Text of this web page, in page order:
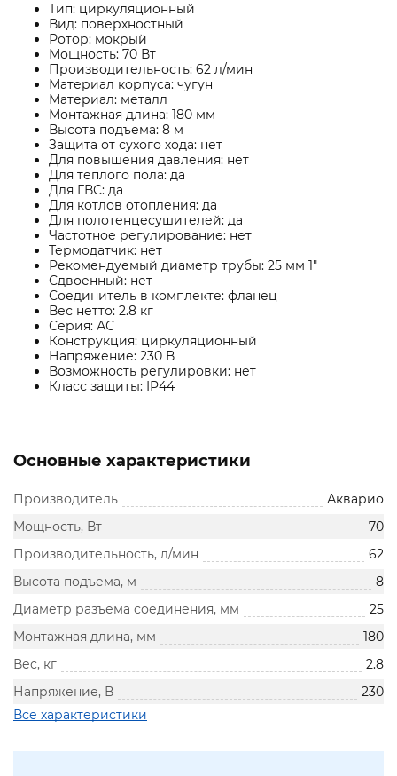
Тип: циркуляционный
Вид: поверхностный
Ротор: мокрый
Мощность: 70 Вт
Производительность: 62 л/мин
Материал корпуса: чугун
Материал: металл
Монтажная длина: 180 мм
Высота подъема: 8 м
Защита от сухого хода: нет
Для повышения давления: нет
Для теплого пола: да
Для ГВС: да
Для котлов отопления: да
Для полотенцесушителей: да
Частотное регулирование: нет
Термодатчик: нет
Рекомендуемый диаметр трубы: 25 мм 1"
Сдвоенный: нет
Соединитель в комплекте: фланец
Вес нетто: 2.8 кг
Серия: АС
Конструкция: циркуляционный
Напряжение: 230 В
Возможность регулировки: нет
Класс защиты: IP44
Основные характеристики
Производитель
Акварио
Мощность, Вт
70
Производительность, л/мин
62
Высота подъема, м
8
Диаметр разъема соединения, мм
25
Монтажная длина, мм
180
Вес, кг
2.8
Напряжение, В
230
Все характеристики